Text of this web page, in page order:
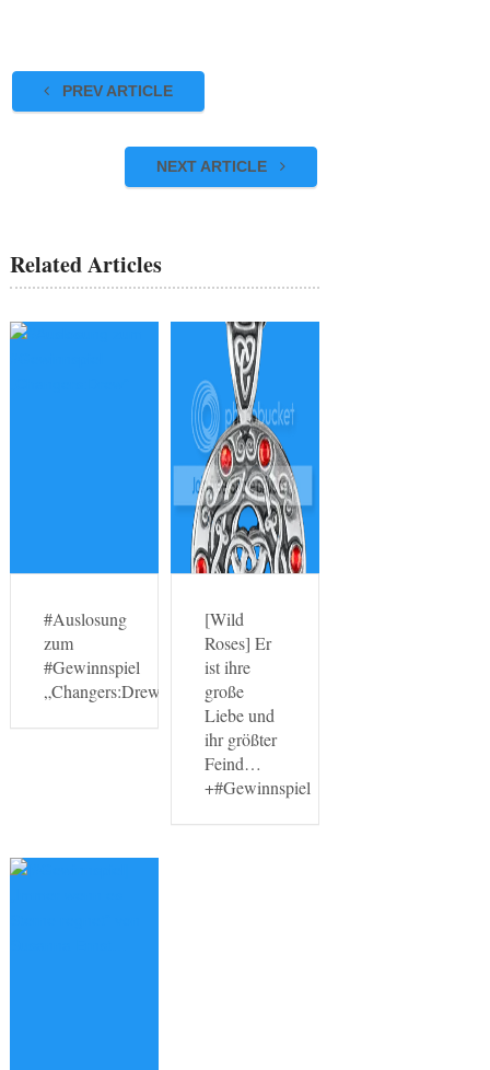
PREV ARTICLE
NEXT ARTICLE
Related Articles
#Auslosung
zum
#Gewinnspiel
„Changers:Drew“
[Wild
Roses] Er
ist ihre
große
Liebe und
ihr größter
Feind…
+#Gewinnspiel